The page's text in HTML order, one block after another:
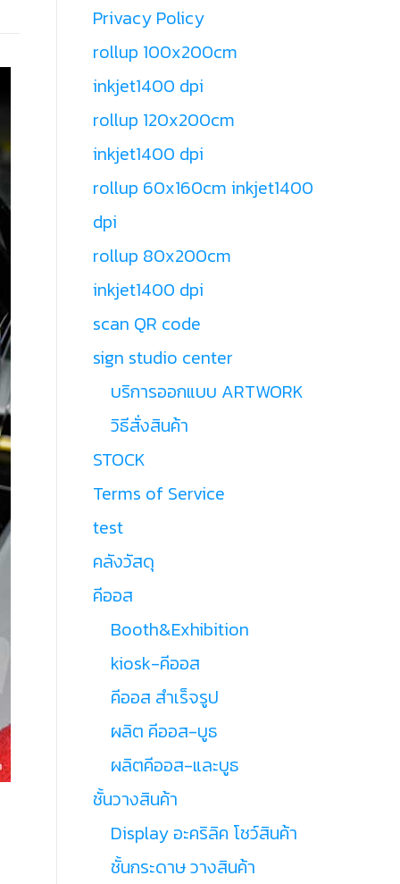
Privacy Policy
rollup 100x200cm
inkjet1400 dpi
rollup 120x200cm
inkjet1400 dpi
rollup 60x160cm inkjet1400
dpi
rollup 80x200cm
inkjet1400 dpi
scan QR code
sign studio center
บริการออกแบบ ARTWORK
วิธีสั่งสินค้า
STOCK
Terms of Service
test
คลังวัสดุ
คีออส
Booth&Exhibition
kiosk-คีออส
คีออส สำเร็จรูป
ผลิต คีออส-บูธ
ผลิตคีออส-และบูธ
ชั้นวางสินค้า
Display อะคริลิค โชว์สินค้า
ชั้นกระดาษ วางสินค้า